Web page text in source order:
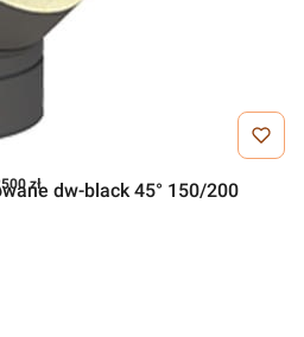
zł
dw-black 45° 150/200